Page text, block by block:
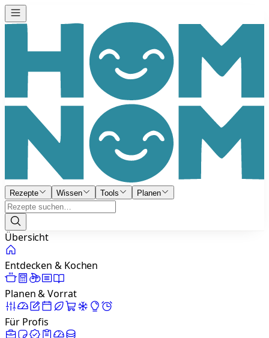
Rezepte Wissen Tools Planen
Übersicht
Entdecken & Kochen
Planen & Vorrat
Für Profis